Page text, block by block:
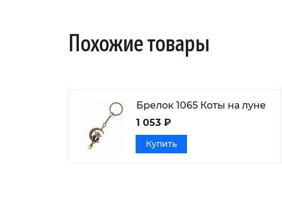
Похожие товары
Брелок 1065 Коты на луне
1 053 ₽
Купить